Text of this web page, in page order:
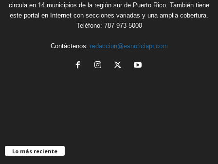
circula en 14 municipios de la región sur de Puerto Rico. También tiene
este portal en Internet con secciones variadas y una amplia cobertura.
Teléfono: 787-973-5000
Contáctenos: redaccion@esnoticiapr.com
Lo más reciente